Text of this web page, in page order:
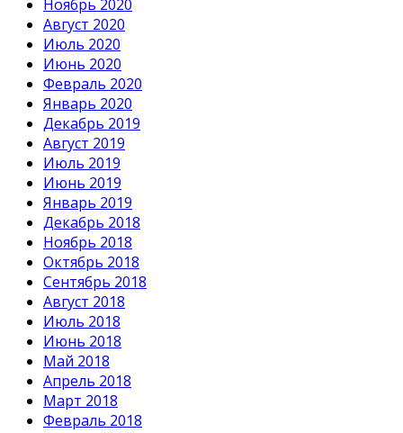
Ноябрь 2020
Август 2020
Июль 2020
Июнь 2020
Февраль 2020
Январь 2020
Декабрь 2019
Август 2019
Июль 2019
Июнь 2019
Январь 2019
Декабрь 2018
Ноябрь 2018
Октябрь 2018
Сентябрь 2018
Август 2018
Июль 2018
Июнь 2018
Май 2018
Апрель 2018
Март 2018
Февраль 2018